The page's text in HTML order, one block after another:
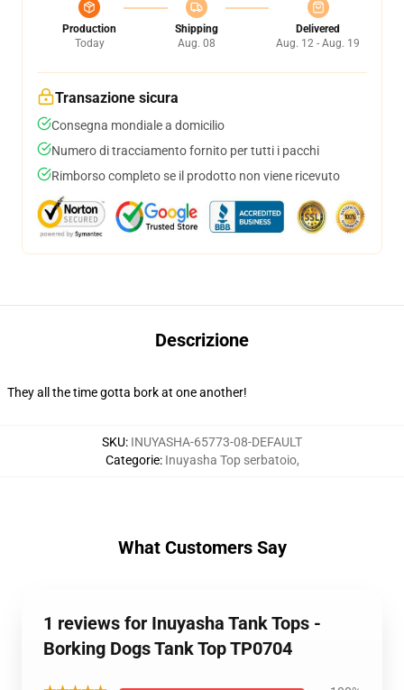
Production
Today
Shipping
Aug. 08
Delivered
Aug. 12 - Aug. 19
Transazione sicura
Consegna mondiale a domicilio
Numero di tracciamento fornito per tutti i pacchi
Rimborso completo se il prodotto non viene ricevuto
Descrizione
They all the time gotta bork at one another!
SKU: INUYASHA-65773-08-DEFAULT
Categorie: Inuyasha Top serbatoio,
What Customers Say
1 reviews for Inuyasha Tank Tops -
Borking Dogs Tank Top TP0704